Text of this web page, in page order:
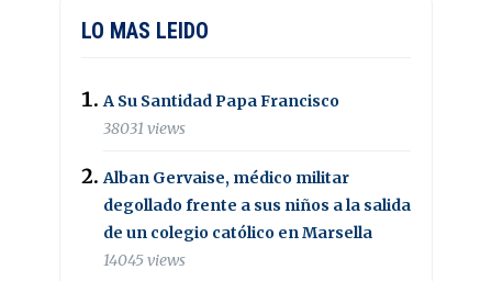
LO MAS LEIDO
A Su Santidad Papa Francisco
38031 views
Alban Gervaise, médico militar
degollado frente a sus niños a la salida
de un colegio católico en Marsella
14045 views